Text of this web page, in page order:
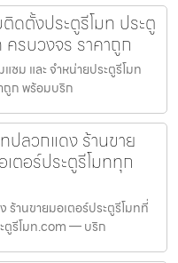
ดตั้งประตูรีโมท ประตู
ครบวงจร ราคาถูก
ซม และ จำหน่ายประตูรีโมท
ถูก พร้อมบริก
ปลวกแดง ร้านขาย
ตอร์ประตูรีโมททุก
านขายมอเตอร์ประตูรีโมทที่
ตูรีโมท.com — บริก